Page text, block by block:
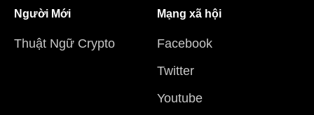
Người Mới
Thuật Ngữ Crypto
Mạng xã hội
Facebook
Twitter
Youtube